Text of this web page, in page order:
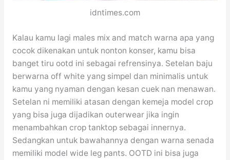
idntimes.com
Kalau kamu lagi males mix and match warna apa yang
cocok dikenakan untuk nonton konser, kamu bisa
banget tiru ootd ini sebagai refrensinya. Setelan baju
berwarna off white yang simpel dan minimalis untuk
kamu yang nyaman dengan kesan cuek nan menawan.
Setelan ni memiliki atasan dengan kemeja model crop
yang bisa juga dijadikan outerwear jika ingin
menambahkan crop tanktop sebagai innernya.
Sedangkan untuk bawahannya dengan warna senada
memiliki model wide leg pants. OOTD ini bisa juga